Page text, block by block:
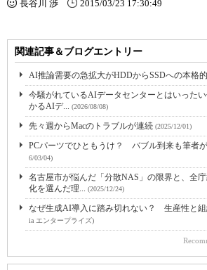
長谷川 渉 2015/03/23 17:30:49
関連記事＆ブログエントリー
AI推論需要の急拡大がHDDからSSDへの本格
今騒がれているAIデータセンターとはいった
かるAIデ...
(2026/08/08)
先々週からMacのトラブルが連続 (2025/12/01)
PCパーツでひともうけ？ バブル到来も筆者
6/03/04)
名古屋市が悩んだ「分散NAS」の限界と、全
化を選んだ理...
(2025/12/24)
なぜ生成AI導入に踏み切れない？ 生産性と組
ia エンタープライズ)